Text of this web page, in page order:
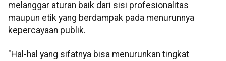
melanggar aturan baik dari sisi profesionalitas
maupun etik yang berdampak pada menurunnya
kepercayaan publik.
"Hal-hal yang sifatnya bisa menurunkan tingkat